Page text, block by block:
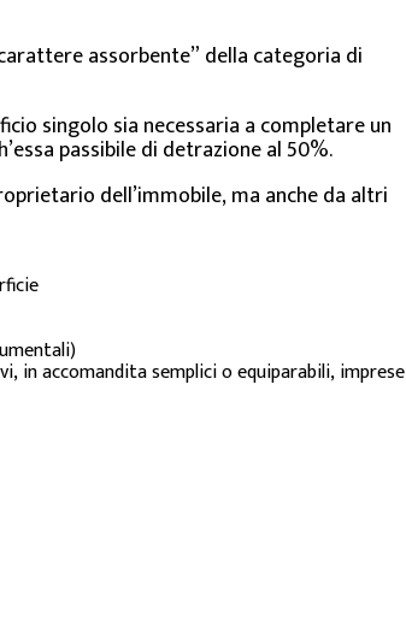
assorbente” della categoria di
singolo sia necessaria a completare un
passibile di detrazione al 50%.
dell’immobile, ma anche da altri
in accomandita semplici o equiparabili, imprese